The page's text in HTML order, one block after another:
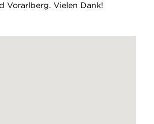
Vorarlberg. Vielen Dank!